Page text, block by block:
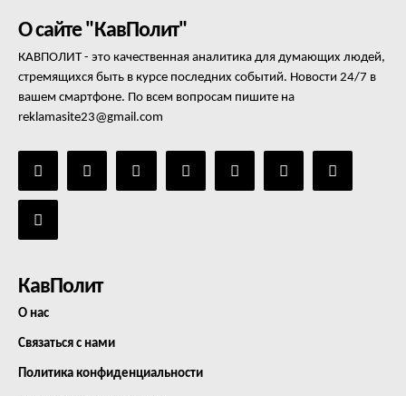
О сайте "КавПолит"
КАВПОЛИТ - это качественная аналитика для думающих людей,
стремящихся быть в курсе последних событий. Новости 24/7 в
вашем смартфоне. По всем вопросам пишите на
reklamasite23@gmail.com
КавПолит
О нас
Связаться с нами
Политика конфиденциальности